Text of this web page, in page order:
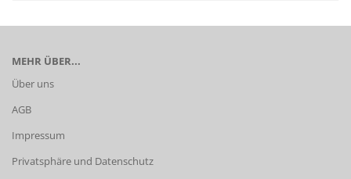
MEHR ÜBER...
Über uns
AGB
Impressum
Privatsphäre und Datenschutz